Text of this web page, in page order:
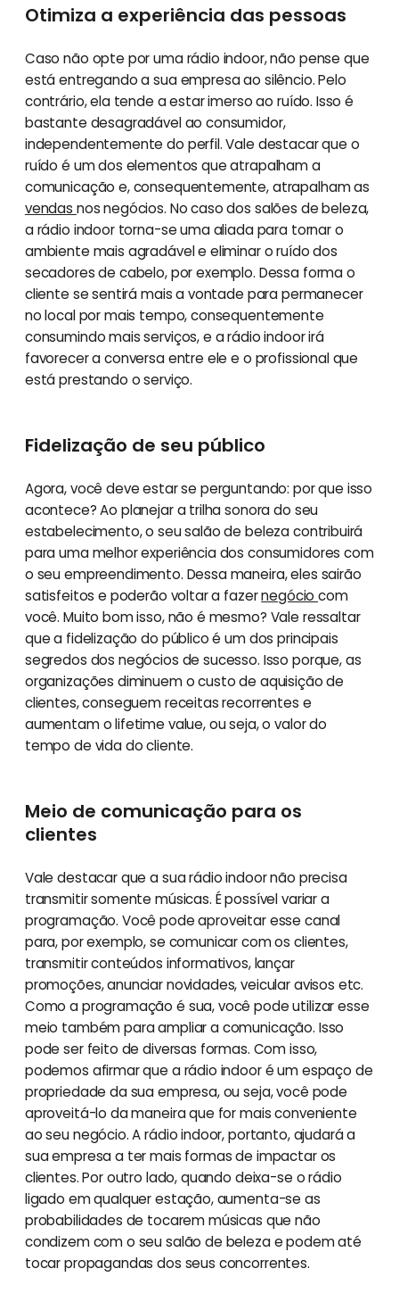
Otimiza a experiência das pessoas
Caso não opte por uma rádio indoor, não pense que
está entregando a sua empresa ao silêncio. Pelo
contrário, ela tende a estar imerso ao ruído. Isso é
bastante desagradável ao consumidor,
independentemente do perfil. Vale destacar que o
ruído é um dos elementos que atrapalham a
comunicação e, consequentemente, atrapalham as
vendas nos negócios. No caso dos salões de beleza,
a rádio indoor torna-se uma aliada para tornar o
ambiente mais agradável e eliminar o ruído dos
secadores de cabelo, por exemplo. Dessa forma o
cliente se sentirá mais a vontade para permanecer
no local por mais tempo, consequentemente
consumindo mais serviços, e a rádio indoor irá
favorecer a conversa entre ele e o profissional que
está prestando o serviço.
Fidelização de seu público
Agora, você deve estar se perguntando: por que isso
acontece? Ao planejar a trilha sonora do seu
estabelecimento, o seu salão de beleza contribuirá
para uma melhor experiência dos consumidores com
o seu empreendimento. Dessa maneira, eles sairão
satisfeitos e poderão voltar a fazernegóciocom
você. Muito bom isso, não é mesmo? Vale ressaltar
que a fidelização do público é um dos principais
segredos dos negócios de sucesso. Isso porque, as
organizações diminuem o custo de aquisição de
clientes, conseguem receitas recorrentes e
aumentam o lifetime value, ou seja, o valor do
tempo de vida do cliente.
Meio de comunicação para os
clientes
Vale destacar que a sua rádio indoor não precisa
transmitir somente músicas. É possível variar a
programação. Você pode aproveitar esse canal
para, por exemplo, se comunicar com os clientes,
transmitir conteúdos informativos, lançar
promoções, anunciar novidades, veicular avisos etc.
Como a programação é sua, você pode utilizar esse
meio também para ampliar a comunicação. Isso
pode ser feito de diversas formas. Com isso,
podemos afirmar que a rádio indoor é um espaço de
propriedade da sua empresa, ou seja, você pode
aproveitá-lo da maneira que for mais conveniente
ao seu negócio. A rádio indoor, portanto, ajudará a
sua empresa a ter mais formas de impactar os
clientes. Por outro lado, quando deixa-se o rádio
ligado em qualquer estação, aumenta-se as
probabilidades de tocarem músicas que não
condizem com o seu salão de beleza e podem até
tocar propagandas dos seus concorrentes.